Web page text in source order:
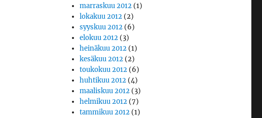
marraskuu 2012 (1)
lokakuu 2012 (2)
syyskuu 2012 (6)
elokuu 2012 (3)
heinäkuu 2012 (1)
kesäkuu 2012 (2)
toukokuu 2012 (6)
huhtikuu 2012 (4)
maaliskuu 2012 (3)
helmikuu 2012 (7)
tammikuu 2012 (1)